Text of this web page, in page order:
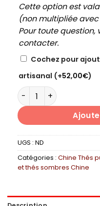
Cette option est
(non multipliée
Pour toute question,
contacter.
Cochez pour
artisanal (+52,00€)
quantité de PU'ER
UGS : ND
Catégories : Chine Thés
et thés sombres Chine